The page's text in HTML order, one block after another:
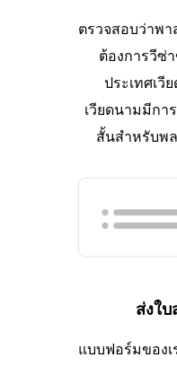
ตรวจสอบว่าพ
ต้องการวีซ่
ประเทศเ
เวียดนามมีกา
สั้นสำหรับพล
ส่งใ
แบบฟอร์มของเ